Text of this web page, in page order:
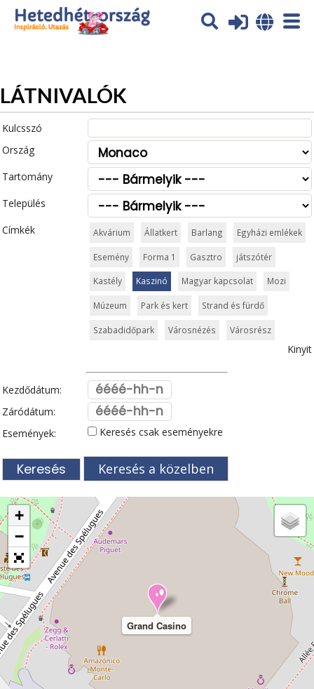
Az oldal sütiket (cookies) használ. További tájékoztatás itt:
Adatvédelmi tájékoztató
LÁTNIVALÓK
Kulcsszó
Ország
Tartomány
Település
Címkék
Akvárium Állatkert Barlang Egyházi emlékek
Esemény Forma 1 Gasztro játszótér
Kastély Kaszinó Magyar kapcsolat Mozi
Múzeum Park és kert Strand és fürdő
Szabadidőpark Városnézés Városrész
Kinyit
Kezdődátum:
Záródátum:
Események:
Keresés csak eseményekre
Keresés a közelben
Grand Casino
+
−